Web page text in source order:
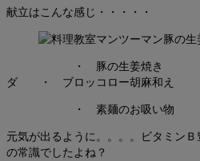
献立はこんな感じ・・・・・
・ 豚の生姜焼き ・
ダ ・ ブロッコロー胡麻和え
・ 素麺のお吸い物 ・
元気が出るように。。。。ビタミン
の常識でしたよね？